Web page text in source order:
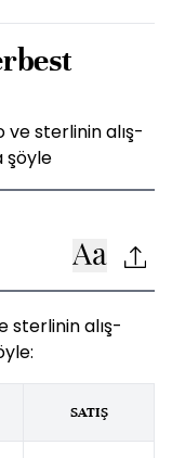
sterlinin alış-
şöyle
sterlinin alış-
SATIŞ